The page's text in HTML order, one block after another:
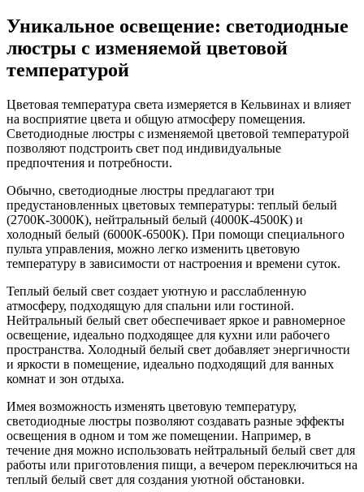
Уникальное освещение: светодиодные
люстры с изменяемой цветовой
температурой
Цветовая температура света измеряется в Кельвинах и влияет
на восприятие цвета и общую атмосферу помещения.
Светодиодные люстры с изменяемой цветовой температурой
позволяют подстроить свет под индивидуальные
предпочтения и потребности.
Обычно, светодиодные люстры предлагают три
предустановленных цветовых температуры: теплый белый
(2700К-3000К), нейтральный белый (4000К-4500К) и
холодный белый (6000К-6500К). При помощи специального
пульта управления, можно легко изменить цветовую
температуру в зависимости от настроения и времени суток.
Теплый белый свет создает уютную и расслабленную
атмосферу, подходящую для спальни или гостиной.
Нейтральный белый свет обеспечивает яркое и равномерное
освещение, идеально подходящее для кухни или рабочего
пространства. Холодный белый свет добавляет энергичности
и яркости в помещение, идеально подходящий для ванных
комнат и зон отдыха.
Имея возможность изменять цветовую температуру,
светодиодные люстры позволяют создавать разные эффекты
освещения в одном и том же помещении. Например, в
течение дня можно использовать нейтральный белый свет для
работы или приготовления пищи, а вечером переключиться на
теплый белый свет для создания уютной обстановки.